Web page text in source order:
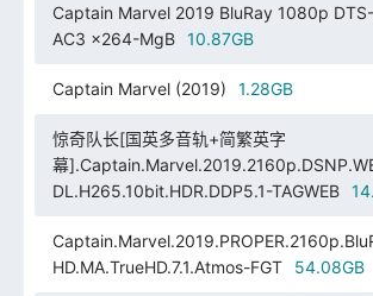
Captain Marvel 2019 BluRay 1080p DTS-
AC3 x264-MgB
10.87GB
Captain Marvel (2019) 1.28GB
惊奇队长[国英多音轨+简繁英字
幕
DL.H265.10bit.HDR.DDP5.1-TAGWEB
HD.MA.TrueHD.7.1.Atmos-FGT
54.08GB